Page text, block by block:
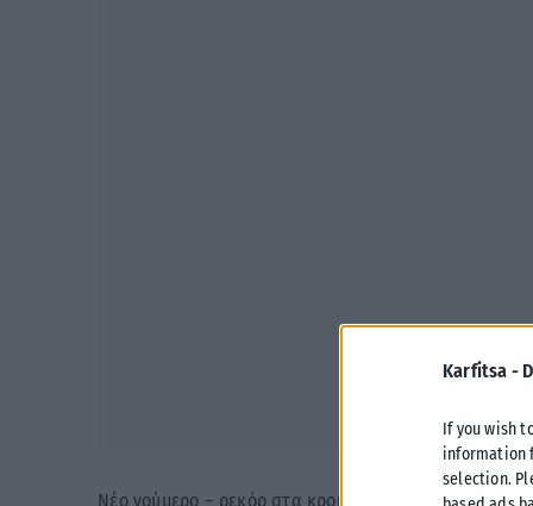
Karfitsa -
If you wish
information
selection.
Νέο νούμερο – ρεκόρ στα κρούσματα κορωνοϊού